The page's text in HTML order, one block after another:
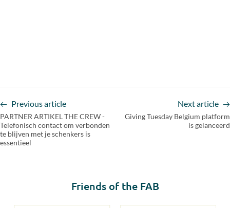
Previous article
PARTNER ARTIKEL THE CREW -
Telefonisch contact om verbonden
te blijven met je schenkers is
essentieel
Next article
Giving Tuesday Belgium platform
is gelanceerd
Friends of the FAB